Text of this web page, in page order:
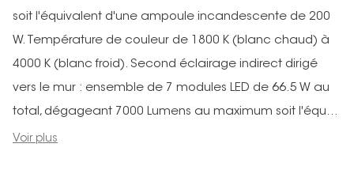
soit l'équivalent d'une ampoule incandescente de 200
W. Température de couleur de 1800 K (blanc chaud) à
4000 K (blanc froid). Second éclairage indirect dirigé
vers le mur : ensemble de 7 modules LED de 66.5 W au
total, dégageant 7000 Lumens au maximum soit l'équ...
Voir plus